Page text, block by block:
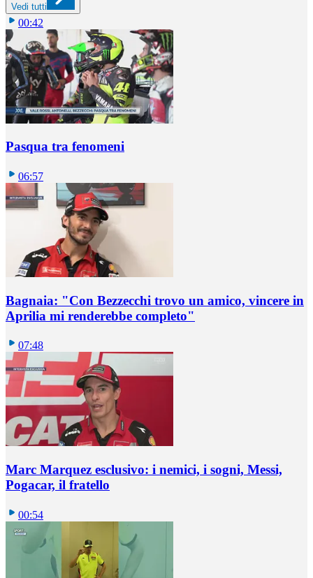
Vedi tutti
00:42
Pasqua tra fenomeni
06:57
Bagnaia: "Con Bezzecchi trovo un amico, vincere in
Aprilia mi renderebbe completo"
07:48
Marc Marquez esclusivo: i nemici, i sogni, Messi,
Pogacar, il fratello
00:54